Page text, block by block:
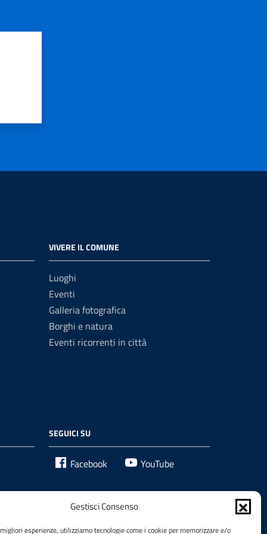
Gestisci Consenso
esperienze, utilizziamo tecnologie come i cookie per memorizzare e/o
VIVERE IL COMUNE
Luoghi
Eventi
Galleria fotografica
Borghi e natura
Eventi ricorrenti in città
SEGUICI SU
Facebook YouTube